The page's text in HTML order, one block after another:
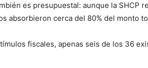
es presupuestal: aunque la SHCP
absorbieron cerca del 80% del monto
fiscales, apenas seis de los 36